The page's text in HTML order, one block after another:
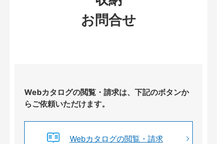
お問合せ
Webカタログの閲覧・請求は、下記のボタンか
らご依頼いただけます。
Webカタログの閲覧・請求